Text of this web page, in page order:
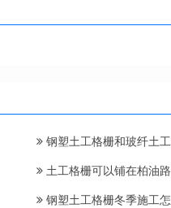
钢塑土工格栅和玻纤土
土工格栅可以铺在柏油
钢塑土工格栅冬季施工